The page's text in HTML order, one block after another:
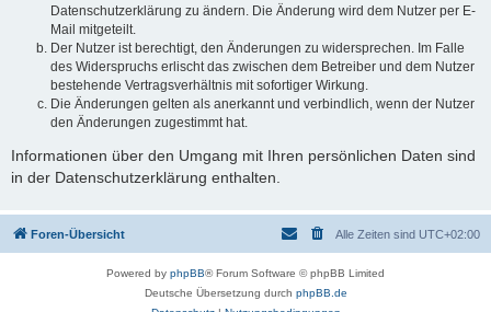
Datenschutzerklärung zu ändern. Die Änderung wird dem Nutzer per E-
Mail mitgeteilt.
Der Nutzer ist berechtigt, den Änderungen zu widersprechen. Im Falle
des Widerspruchs erlischt das zwischen dem Betreiber und dem Nutzer
bestehende Vertragsverhältnis mit sofortiger Wirkung.
Die Änderungen gelten als anerkannt und verbindlich, wenn der Nutzer
den Änderungen zugestimmt hat.
Informationen über den Umgang mit Ihren persönlichen Daten sind
in der Datenschutzerklärung enthalten.
Foren-Übersicht Alle Zeiten sind UTC+02:00
Powered by phpBB® Forum Software © phpBB Limited
Deutsche Übersetzung durch phpBB.de